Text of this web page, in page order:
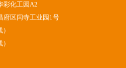
彩化工园A2
府区闫寺工业园1号